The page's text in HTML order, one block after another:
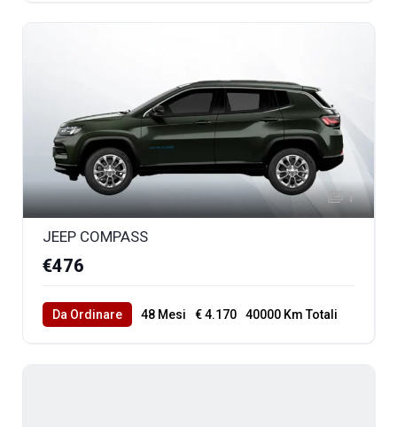
1
JEEP COMPASS
€476
Da Ordinare 48 Mesi € 4.170 40000 Km Totali